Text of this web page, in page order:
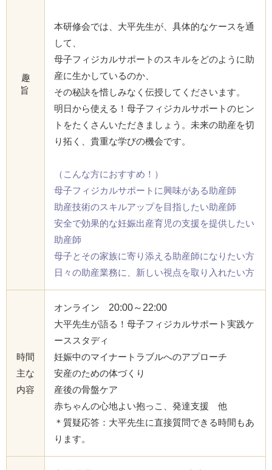
趣
旨
本研修会では、大平先生が、具体的なケースを通
して、
母子フィジカルサポートのスキルをどのように助
産に生かしているのか、
その秘訣を惜しみなく伝授してくださいます。
明日から使える！母子フィジカルサポートのヒン
トをたくさんいただきましょう。未来の助産を切
り拓く、貴重な学びの機会です。
（こんな方におすすめ！）
母子フィジカルサポートに興味がある助産師
助産技術のスキルアップを目指したい助産師
安全で効果的な妊娠出産育児の支援を提供したい
助産師
母子とその家族に寄り添える助産師になりたい方
日々の助産業務に、新しい視点を取り入れたい方
時間
主な
内容
オンライン 20:00～22:00
大平先生が語る！母子フィジカルサポート実践ケ
ーススタディ
妊娠中のマイナートラブルへのアプローチ
安産のための体づくり
産後の骨盤ケア
赤ちゃんの心地よい抱っこ、発達支援 他
＊質疑応答：大平先生に直接質問できる時間もあ
ります。